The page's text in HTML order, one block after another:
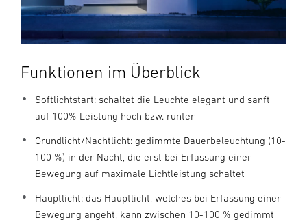
Funktionen im Überblick
Softlichtstart: schaltet die Leuchte elegant und sanft
auf 100% Leistung hoch bzw. runter
Grundlicht/Nachtlicht: gedimmte Dauerbeleuchtung (10-
100 %) in der Nacht, die erst bei Erfassung einer
Bewegung auf maximale Lichtleistung schaltet
Hauptlicht: das Hauptlicht, welches bei Erfassung einer
Bewegung angeht, kann zwischen 10-100 % gedimmt